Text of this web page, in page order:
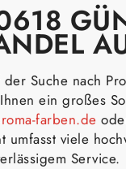
Suche nach
ein großes
farben.de
umfasst viele
Service.